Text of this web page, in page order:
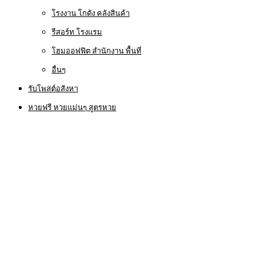
โรงงาน โกดัง คลังสินค้า
รีสอร์ท โรงแรม
โฮมออฟฟิต สำนักงาน พื้นที่
อื่นๆ
รับโพสต์อสังหา
หวยฟรี หวยแม่นๆ สูตรหวย